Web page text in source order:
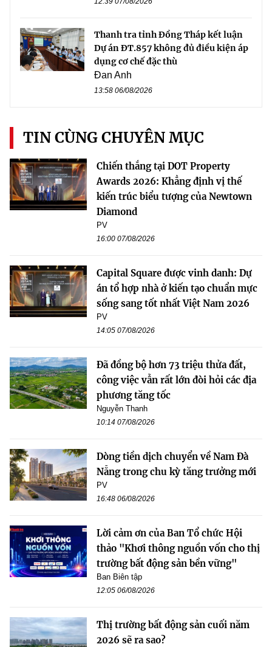
Thanh tra tỉnh Đồng Tháp kết luận
Dự án ĐT.857 không đủ điều kiện áp
dụng cơ chế đặc thù
Đan Anh
13:58 06/08/2026
TIN CÙNG CHUYÊN MỤC
Chiến thắng tại DOT Property
Awards 2026: Khẳng định vị thế
kiến trúc biểu tượng của Newtown
Diamond
PV
16:00 07/08/2026
Capital Square được vinh danh: Dự
án tổ hợp nhà ở kiến tạo chuẩn mực
sống sang tốt nhất Việt Nam 2026
PV
14:05 07/08/2026
Đã đồng bộ hơn 73 triệu thửa đất,
công việc vẫn rất lớn đòi hỏi các địa
phương tăng tốc
Nguyễn Thanh
10:14 07/08/2026
Dòng tiền dịch chuyển về Nam Đà
Nẵng trong chu kỳ tăng trưởng mới
PV
16:48 06/08/2026
Lời cảm ơn của Ban Tổ chức Hội
thảo "Khơi thông nguồn vốn cho thị
trường bất động sản bền vững"
Ban Biên tập
12:05 06/08/2026
Thị trường bất động sản cuối năm
2026 sẽ ra sao?